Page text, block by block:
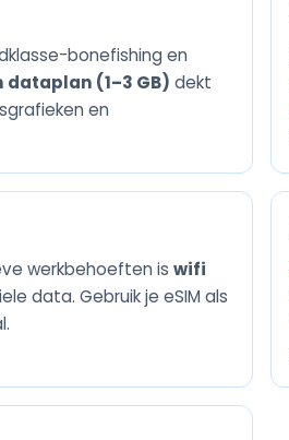
bonefishing en
dataplan (1–3 GB) dekt
en
werkbehoeften is wifi
data. Gebruik je eSIM als